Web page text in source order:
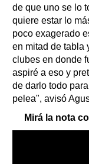
de que uno se lo
quiere estar lo
poco exagerado
en mitad de tabla
clubes en donde
aspiré a eso y
de darlo todo
pelea", avisó
Mirá la nota